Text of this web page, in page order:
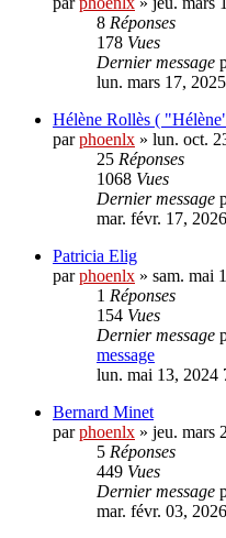
8 Réponses
178 Vues
Dernier message
lun. mars 17,
Hélène Rollès (
parphoenlx » lun. oct.
25 Réponses
1068 Vues
Dernier message
mar. févr. 17,
Patricia Elig
parphoenlx » sam. mai
1 Réponses
154 Vues
Dernier message
message
lun. mai 13, 2024
Bernard Minet
parphoenlx » jeu. mars
5 Réponses
449 Vues
Dernier message
mar. févr. 03,